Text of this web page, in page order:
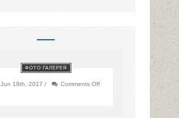
ФОТО ГАЛЕРЕЯ
Jun 19th, 2017 / Comments Off